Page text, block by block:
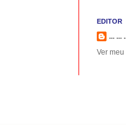
EDITOR
... ...
Ver